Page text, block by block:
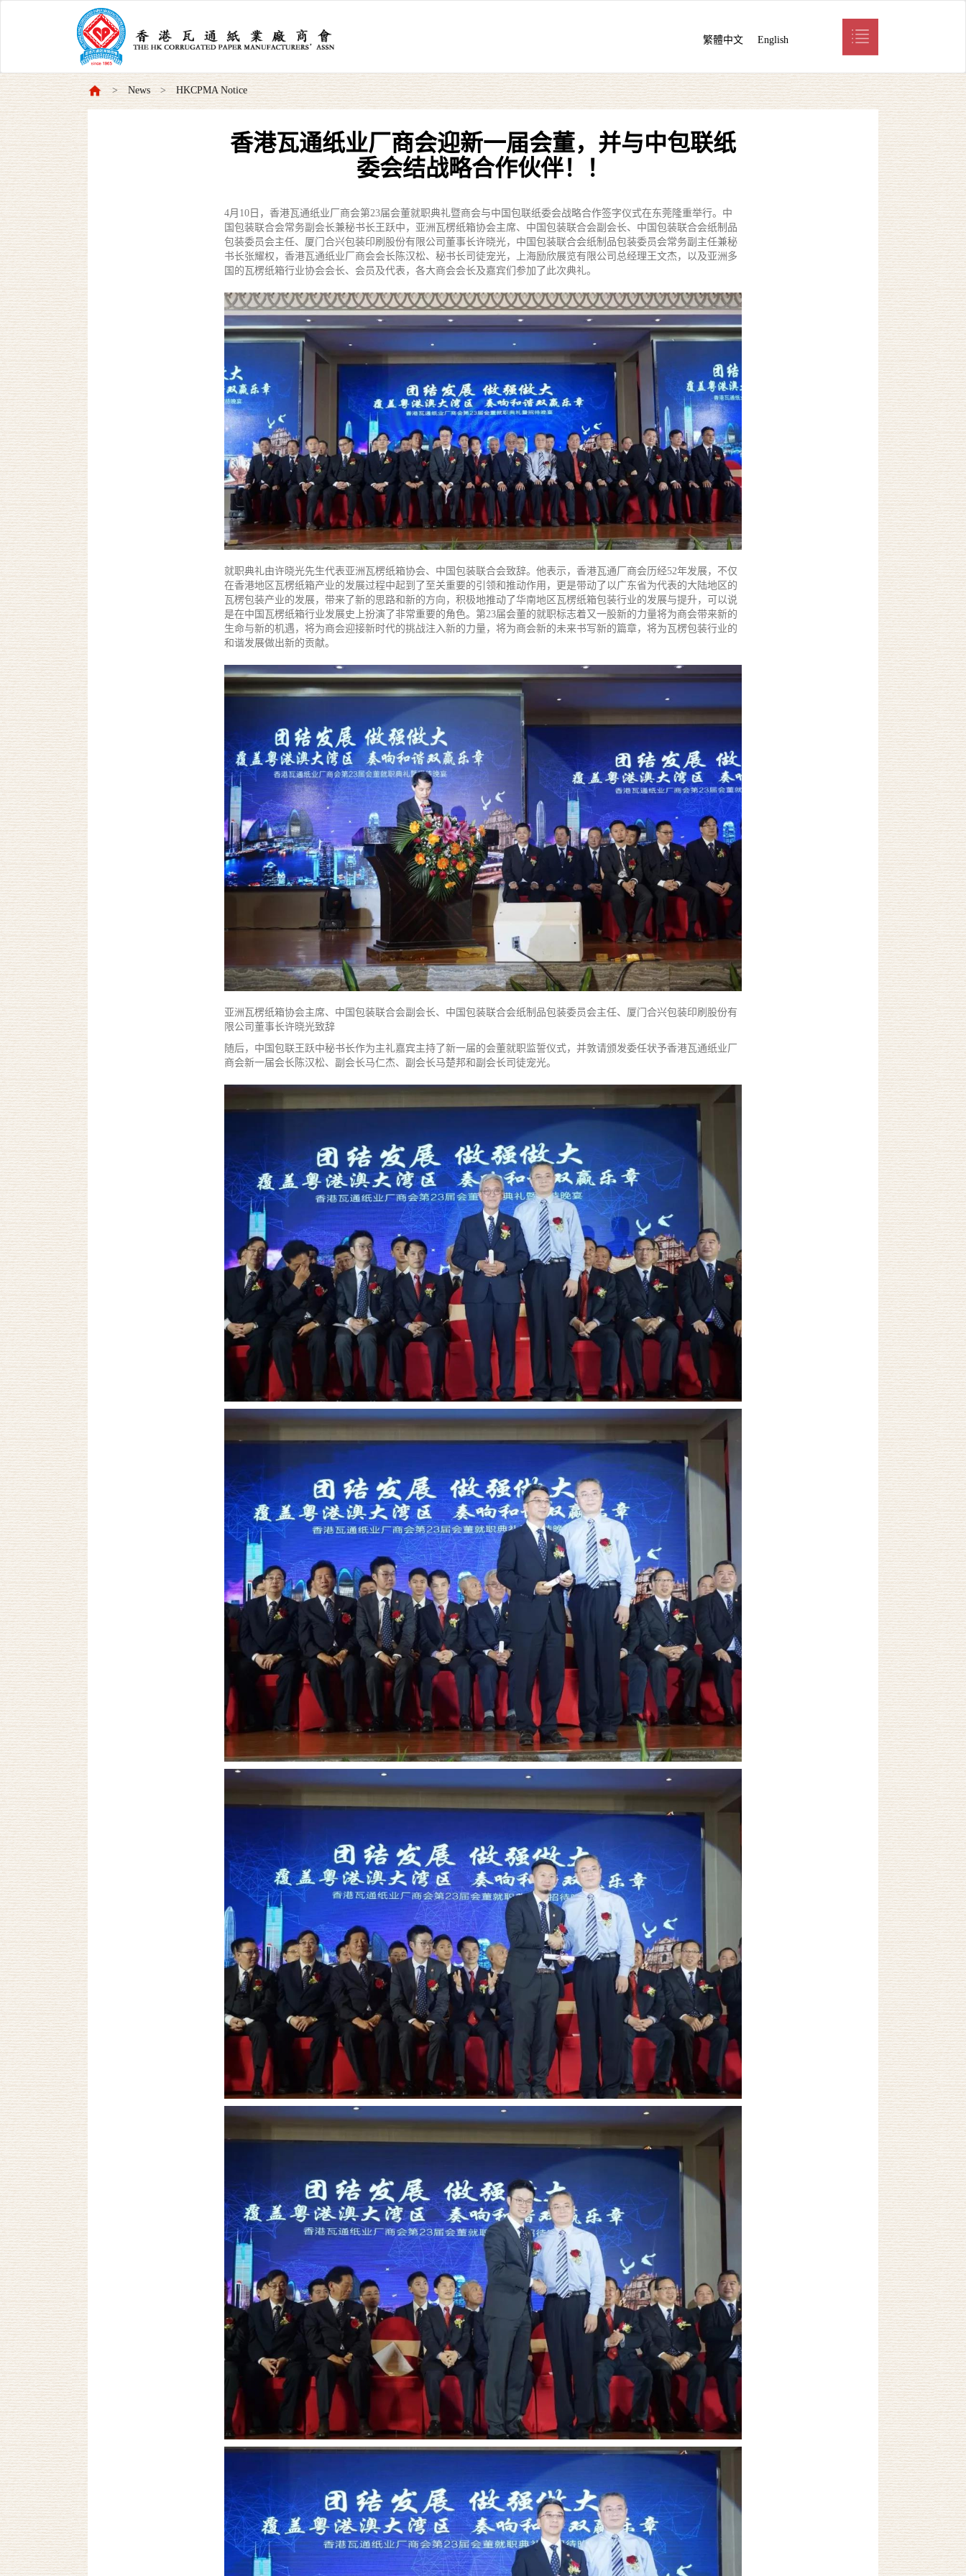
繁體中文 English
News HKCPMA Notice
香港瓦通纸业厂商会迎新一届会董，并与中包联纸
委会结战略合作伙伴！！
4月10日，香港瓦通纸业厂商会第23届会董就职典礼暨商会与中国包联纸委会战略合作签字仪式在东莞隆重举行。中
国包装联合会常务副会长兼秘书长王跃中，亚洲瓦楞纸箱协会主席、中国包装联合会副会长、中国包装联合会纸制品
包装委员会主任、厦门合兴包装印刷股份有限公司董事长许晓光，中国包装联合会纸制品包装委员会常务副主任兼秘
书长张耀权，香港瓦通纸业厂商会会长陈汉松、秘书长司徒宠光，上海励欣展览有限公司总经理王文杰，以及亚洲多
国的瓦楞纸箱行业协会会长、会员及代表，各大商会会长及嘉宾们参加了此次典礼。
就职典礼由许晓光先生代表亚洲瓦楞纸箱协会、中国包装联合会致辞。他表示，香港瓦通厂商会历经52年发展，不仅
在香港地区瓦楞纸箱产业的发展过程中起到了至关重要的引领和推动作用，更是带动了以广东省为代表的大陆地区的
瓦楞包装产业的发展，带来了新的思路和新的方向，积极地推动了华南地区瓦楞纸箱包装行业的发展与提升，可以说
是在中国瓦楞纸箱行业发展史上扮演了非常重要的角色。第23届会董的就职标志着又一股新的力量将为商会带来新的
生命与新的机遇，将为商会迎接新时代的挑战注入新的力量，将为商会新的未来书写新的篇章，将为瓦楞包装行业的
和谐发展做出新的贡献。
亚洲瓦楞纸箱协会主席、中国包装联合会副会长、中国包装联合会纸制品包装委员会主任、厦门合兴包装印刷股份有
限公司董事长许晓光致辞
随后，中国包联王跃中秘书长作为主礼嘉宾主持了新一届的会董就职监誓仪式，并敦请颁发委任状予香港瓦通纸业厂
商会新一届会长陈汉松、副会长马仁杰、副会长马楚邦和副会长司徒宠光。